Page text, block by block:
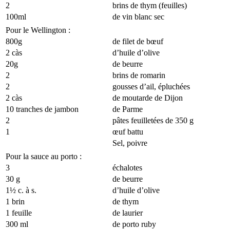
2
brins de thym (feuilles)
100ml
de vin blanc sec
Pour le Wellington :
800g
de filet de bœuf
2 càs
d’huile d’olive
20g
de beurre
2
brins de romarin
2
gousses d’ail, épluchées
2 càs
de moutarde de Dijon
10 tranches de jambon
de Parme
2
pâtes feuilletées de 350 g
1
œuf battu
Sel, poivre
Pour la sauce au porto :
3
échalotes
30 g
de beurre
1½ c. à s.
d’huile d’olive
1 brin
de thym
1 feuille
de laurier
300 ml
de porto ruby